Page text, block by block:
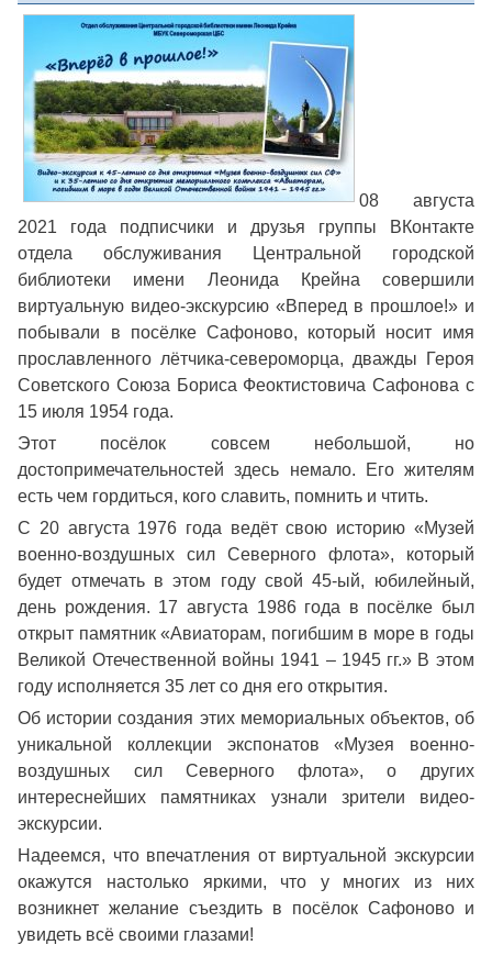
08 августа
2021 года подписчики и друзья группы ВКонтакте
отдела обслуживания Центральной городской
библиотеки имени Леонида Крейна совершили
виртуальную видео-экскурсию «Вперед в прошлое!» и
побывали в посёлке Сафоново, который носит имя
прославленного лётчика-североморца, дважды Героя
Советского Союза Бориса Феоктистовича Сафонова с
15 июля 1954 года.
Этот посёлок совсем небольшой, но
достопримечательностей здесь немало. Его жителям
есть чем гордиться, кого славить, помнить и чтить.
С 20 августа 1976 года ведёт свою историю «Музей
военно-воздушных сил Северного флота», который
будет отмечать в этом году свой 45-ый, юбилейный,
день рождения. 17 августа 1986 года в посёлке был
открыт памятник «Авиаторам, погибшим в море в годы
Великой Отечественной войны 1941 – 1945 гг.» В этом
году исполняется 35 лет со дня его открытия.
Об истории создания этих мемориальных объектов, об
уникальной коллекции экспонатов «Музея военно-
воздушных сил Северного флота», о других
интереснейших памятниках узнали зрители видео-
экскурсии.
Надеемся, что впечатления от виртуальной экскурсии
окажутся настолько яркими, что у многих из них
возникнет желание съездить в посёлок Сафоново и
увидеть всё своими глазами!